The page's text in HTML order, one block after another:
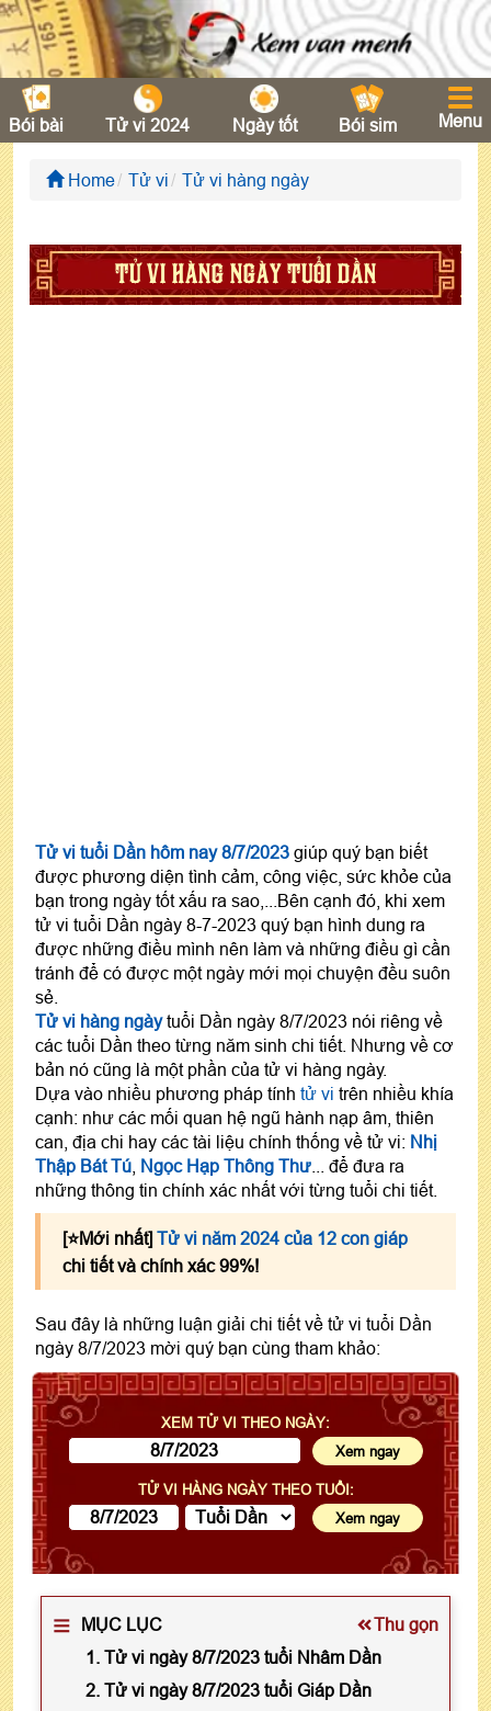
Bói bài Tử vi 2024 Ngày tốt Bói sim Menu
Home Tử vi Tử vi hàng ngày
TỬ VI HÀNG NGÀY TUỔI DẦN
Tử vi tuổi Dần hôm nay 8/7/2023 giúp quý bạn biết
được phương diện tình cảm, công việc, sức khỏe của
bạn trong ngày tốt xấu ra sao,...Bên cạnh đó, khi xem
tử vi tuổi Dần ngày 8-7-2023 quý bạn hình dung ra
được những điều mình nên làm và những điều gì cần
tránh để có được một ngày mới mọi chuyện đều suôn
sẻ.
Tử vi hàng ngàytuổi Dần ngày 8/7/2023 nói riêng về
các tuổi Dần theo từng năm sinh chi tiết. Nhưng về cơ
bản nó cũng là một phần của tử vi hàng ngày.
Dựa vào nhiều phương pháp tính tử vi trên nhiều khía
cạnh: như các mối quan hệ ngũ hành nạp âm, thiên
can, địa chi hay các tài liệu chính thống về tử vi: Nhị
Thập Bát Tú Ngọc Hạp Thông Thư ... để đưa ra
những thông tin chính xác nhất với từng tuổi chi tiết.
[⭐️Mới nhất] Tử vi năm 2024 của 12 con giáp
chi tiết và chính xác 99%!
Sau đây là những luận giải chi tiết về tử vi tuổi Dần
ngày 8/7/2023 mời quý bạn cùng tham khảo:
XEM TỬ VI THEO NGÀY:
TỬ VI HÀNG NGÀY THEO TUỔI:
MỤC LỤC
Thu gọn
1. Tử vi ngày 8/7/2023 tuổi Nhâm Dần
2. Tử vi ngày 8/7/2023 tuổi Giáp Dần